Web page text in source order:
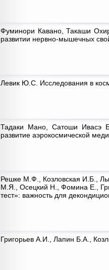
Фуминори Кавано, Такаши
развитии нервно-мышечных
Левик Ю.С. Исследования в
Тадаки Мано, Сатоши Ивасэ
развитие аэрокосмической
Решке М.Ф., Козловская И.Б.,
М.Я., Осецкий Н., Фомина Е.,
тест»: важность для
Григорьев А.И., Лапин Б.А.,